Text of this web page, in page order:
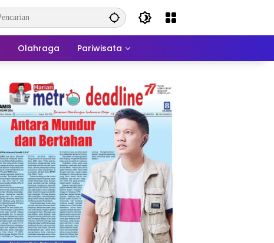
Olahraga Pariwisata